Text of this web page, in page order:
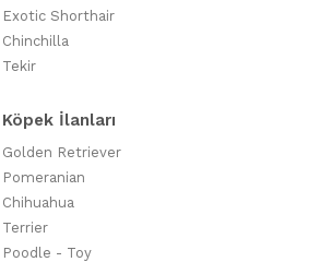
Exotic Shorthair
Chinchilla
Tekir
Köpek İlanları
Golden Retriever
Pomeranian
Chihuahua
Terrier
Poodle - Toy